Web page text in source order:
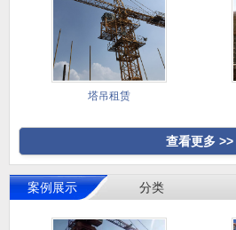
塔吊租赁
查看更多 >>
案例展示 分类